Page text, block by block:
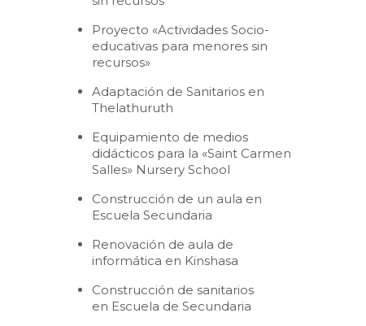
Proyecto «Actividades Socio-
educativas para menores sin
recursos»
Adaptación de Sanitarios en
Thelathuruth
Equipamiento de medios
didácticos para la «Saint Carmen
Salles» Nursery School
Construcción de un aula en
Escuela Secundaria
Renovación de aula de
informática en Kinshasa
Construcción de sanitarios
en Escuela de Secundaria